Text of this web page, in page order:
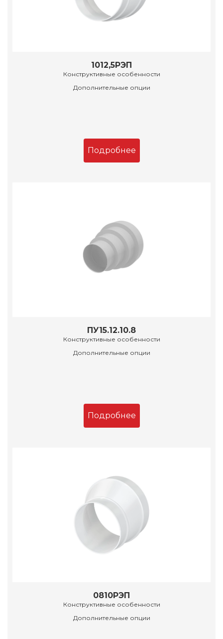
1012,5РЭП
Конструктивные особенности
Дополнительные опции
Подробнее
ПУ15.12.10.8
Конструктивные особенности
Дополнительные опции
Подробнее
0810РЭП
Конструктивные особенности
Дополнительные опции